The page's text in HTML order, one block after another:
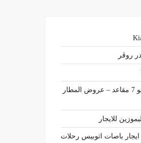
روڤر
ايجار مرسيدس فيانو 7 مقاعد – عروض المطار
للايجار
باصات اتوبيس رحلات